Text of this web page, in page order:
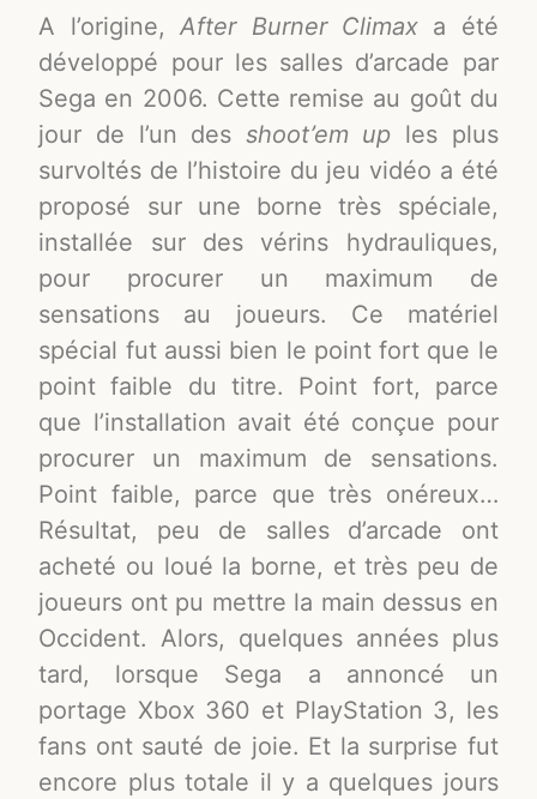
A l’origine,After Burner Climaxa été
développé pour les salles d’arcade par
Sega en 2006. Cette remise au goût du
jour de l’un des shoot’em up les plus
survoltés de l’histoire du jeu vidéo a été
proposé sur une borne très spéciale,
installée sur des vérins hydrauliques,
pour procurer un maximum de
sensations au joueurs. Ce matériel
spécial fut aussi bien le point fort que le
point faible du titre. Point fort, parce
que l’installation avait été conçue pour
procurer un maximum de sensations.
Point faible, parce que très onéreux…
Résultat, peu de salles d’arcade ont
acheté ou loué la borne, et très peu de
joueurs ont pu mettre la main dessus en
Occident. Alors, quelques années plus
tard, lorsque Sega a annoncé un
portage Xbox 360 et PlayStation 3, les
fans ont sauté de joie. Et la surprise fut
encore plus totale il y a quelques jours